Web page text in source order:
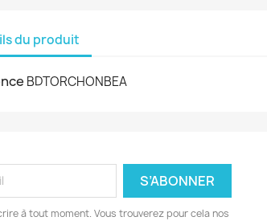
du produit
BDTORCHONBEA
à tout moment. Vous trouverez pour cela nos